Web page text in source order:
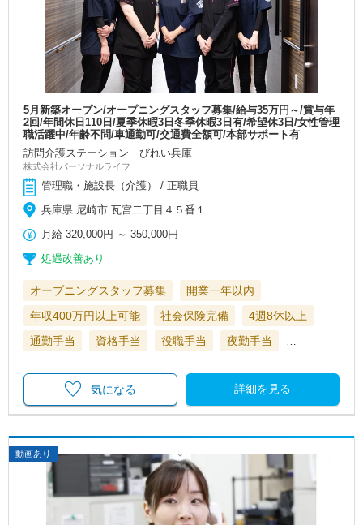
5月新築オープン/オープニングスタッフ募集/給与35万円～/賞与年
2回/年間休日110日/夏季休暇3日冬季休暇3日有/希望休3日/女性管理
職活躍中/年齢不問/車通勤可/交通費全額可/本部サポート有
訪問介護ステーション びれい兵庫
株式会社パーソナルライフ
管理職・施設長（介護） / 正職員
兵庫県 尼崎市 瓦宮二丁目４５番１
月給 320,000円 ～350,000円
処遇改善あり
オープニングスタッフ募集
開業一年以内
年収400万円以上可能
社会保険完備
4週8休以上
通勤手当
資格手当 役職手当 夜勤手当
詳細を見る
気になる
動画あり